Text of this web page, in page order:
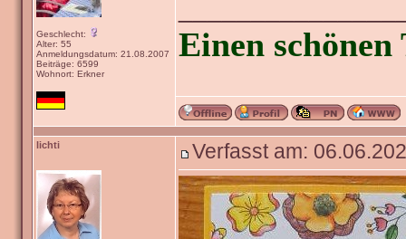
Geschlecht:
Alter: 55
Anmeldungsdatum: 21.08.2007
Beiträge: 6599
Wohnort: Erkner
Einen
lichti Verfasst am: